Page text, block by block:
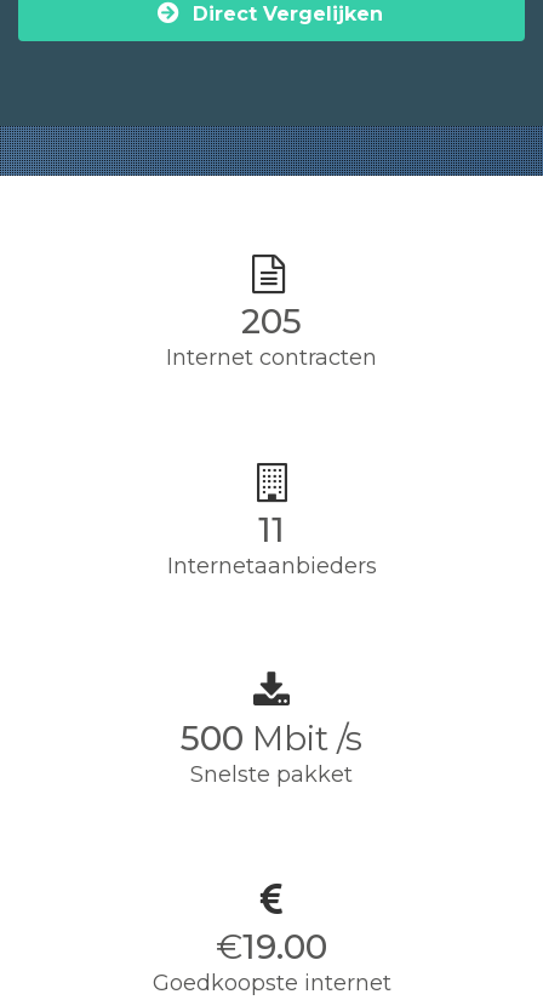
Direct Vergelijken
205
Internet contracten
11
Internetaanbieders
500 Mbit /s
Snelste pakket
€19.00
Goedkoopste internet